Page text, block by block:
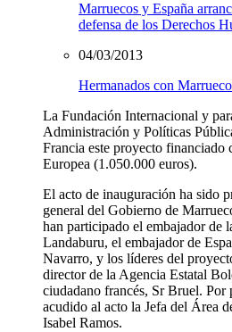
Marruecos y España
defensa de los Derechos
04/03/2013
Hermanados con
La Fundación Internacional y
Administración y Políticas
Francia este proyecto financiado
Europea (1.050.000 euros).
El acto de inauguración ha sido
general del Gobierno de
han participado el embajador de
Landaburu, el embajador de
Navarro, y los líderes del
director de la Agencia Estatal
ciudadano francés, Sr Bruel. Por
acudido al acto la Jefa del Área
Isabel Ramos.